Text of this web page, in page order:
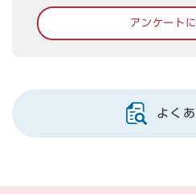
アンケート
よく